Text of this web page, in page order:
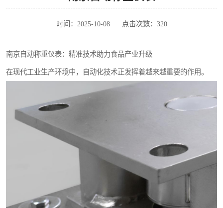
时间：2025-10-08 点击次数：320
南京自动称重仪表：精准技术助力食品产业升级
在现代工业生产环境中，自动化技术正发挥着越来越重要的作用。